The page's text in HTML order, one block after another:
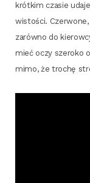
krót­kim cza­sie
wi­sto­ści.
zarów­no do
mieć oczy sze­ro­ko
mimo, że tro­chę